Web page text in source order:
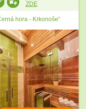
ZDE
hora - Krkonoše“